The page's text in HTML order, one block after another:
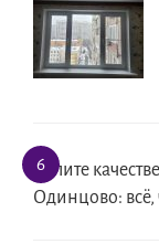
Купите
Одинцово: всё,